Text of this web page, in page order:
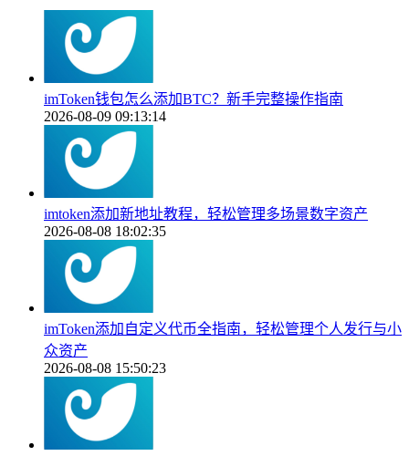
imToken钱包怎么添加BTC？新手完整操作指南
2026-08-09 09:13:14
imtoken添加新地址教程，轻松管理多场景数字资产
2026-08-08 18:02:35
imToken添加自定义代币全指南，轻松管理个人发行与小
众资产
2026-08-08 15:50:23